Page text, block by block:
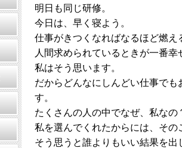
明日も同じ研修。
今日は、早く寝よう。
仕事がきつくなればなるほど燃え
人間求められているときが一番幸
私はそう思います。
だからどんなにしんどい仕事で
す。
たくさんの人の中でなぜ、私なの
私を選んでくれたからには、その
そう思うと誰よりもいい結果を